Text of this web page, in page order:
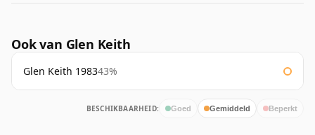
Ook van Glen Keith
Glen Keith 198343%
BESCHIKBAARHEID: Goed Gemiddeld Beperkt